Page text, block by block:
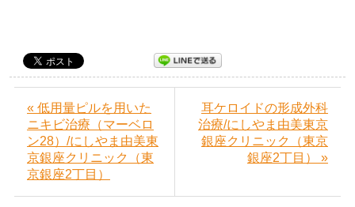
« 低用量ピルを用いた
ニキビ治療（マーベロ
ン28）/にしやま由美東
京銀座クリニック（東
京銀座2丁目）
耳ケロイドの形成外科
治療/にしやま由美東京
銀座クリニック（東京
銀座2丁目） »